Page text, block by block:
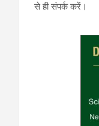
से ही संपर्क करें।